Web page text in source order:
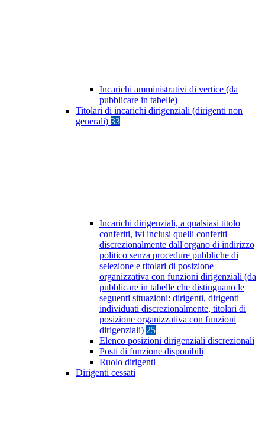
Incarichi amministrativi di vertice (da
pubblicare in tabelle)
Titolari di incarichi dirigenziali (dirigenti non
generali) 33
Incarichi dirigenziali, a qualsiasi titolo
conferiti, ivi inclusi quelli conferiti
discrezionalmente dall'organo di indirizzo
politico senza procedure pubbliche di
selezione e titolari di posizione
organizzativa con funzioni dirigenziali (da
pubblicare in tabelle che distinguano le
seguenti situazioni: dirigenti, dirigenti
individuati discrezionalmente, titolari di
posizione organizzativa con funzioni
dirigenziali) 25
Elenco posizioni dirigenziali discrezionali
Posti di funzione disponibili
Ruolo dirigenti
Dirigenti cessati